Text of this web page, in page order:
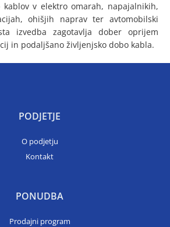
kablov v elektro omarah, napajalnikih,
ohišjih naprav ter avtomobilski
izvedba zagotavlja dober oprijem
in podaljšano življenjsko dobo kabla.
PODJETJE
O podjetju
Kontakt
PONUDBA
Prodajni program